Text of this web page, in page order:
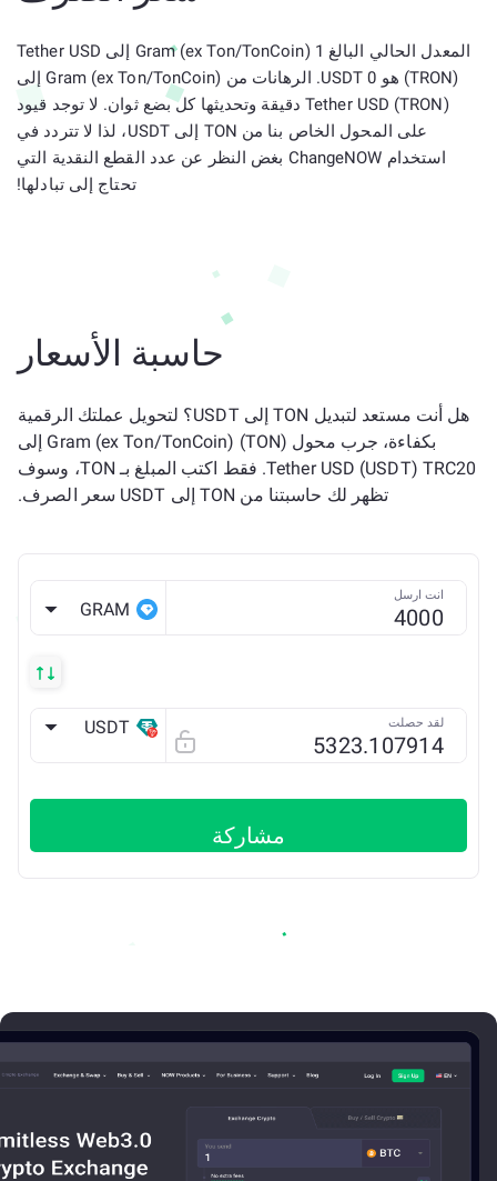
المعدل الحالي البالغ 1 Gram (ex Ton/TonCoin) إلى Tether USD
(TRON) هو 0 USDT. الرهانات من Gram (ex Ton/TonCoin) إلى
Tether USD (TRON) دقيقة وتحديثها كل بضع ثوان. لا توجد قيود
على المحول الخاص بنا من TON إلى USDT، لذا لا تتردد في
استخدام ChangeNOW بغض النظر عن عدد القطع النقدية التي
تحتاج إلى تبادلها!
حاسبة الأسعار
هل أنت مستعد لتبديل TON إلى USDT؟ لتحويل عملتك الرقمية
بكفاءة، جرب محول Gram (ex Ton/TonCoin) (TON) إلى
Tether USD (USDT) TRC20. فقط اكتب المبلغ بـ TON، وسوف
تظهر لك حاسبتنا من TON إلى USDT سعر الصرف.
انت ارسل
GRAM
لقد حصلت USDT
مشاركة